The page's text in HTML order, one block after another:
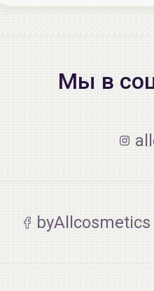
Мы в
byAllcosmetics